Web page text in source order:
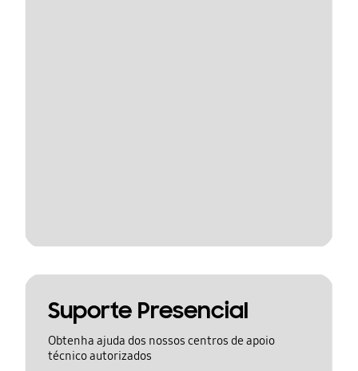
Suporte Presencial
Obtenha ajuda dos nossos centros de apoio
técnico autorizados